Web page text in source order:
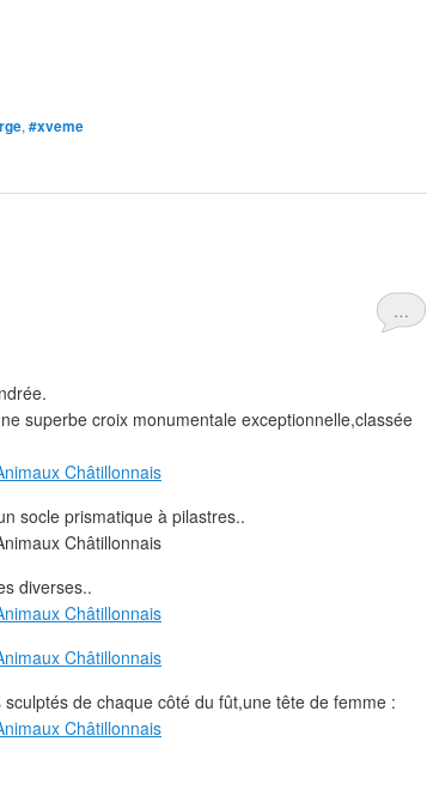
, #xveme
…
superbe croix monumentale exceptionnelle,classée
socle prismatique à pilastres..
diverses..
de chaque côté du fût,une tête de femme :